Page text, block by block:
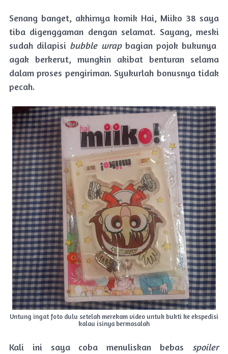
Senang banget, akhirnya komik Hai, Miiko 38 saya
tiba digenggaman dengan selamat. Sayang, meski
sudah dilapisi bubble wrap bagian pojok bukunya
agak berkerut, mungkin akibat benturan selama
dalam proses pengiriman. Syukurlah bonusnya tidak
pecah.
Untung ingat foto dulu setelah merekam video untuk bukti ke ekspedisi
kalau isinya bermasalah
Kali ini saya coba menuliskan bebas spoiler